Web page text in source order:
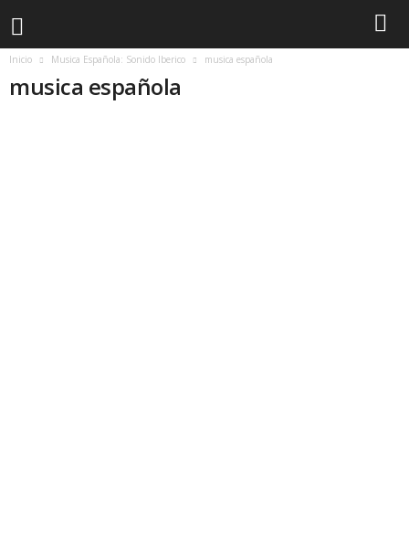
Inicio Musica Española: Sonido Iberico musica española
musica española